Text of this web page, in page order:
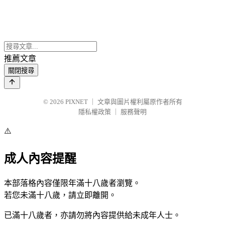
推薦文章
關閉搜尋
© 2026 PIXNET
文章與圖片權利屬原作者所有
隱私權政策
服務聲明
⚠️
成人內容提醒
本部落格內容僅限年滿十八歲者瀏覽。
若您未滿十八歲，請立即離開。
已滿十八歲者，亦請勿將內容提供給未成年人士。